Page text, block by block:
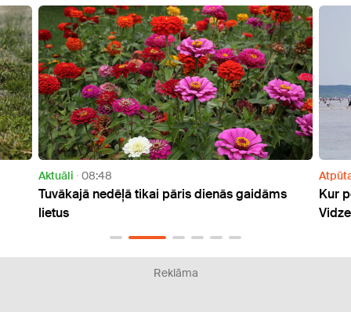
Atpūta 07:55
Kur peldēties? Siltākais ūdens jūrā saglabājas
Vidzemes piekrastē
Reklāma